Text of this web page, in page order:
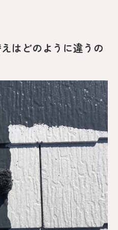
はどのように違うの